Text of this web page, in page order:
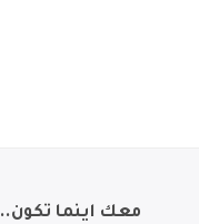
معك اينما تكون..